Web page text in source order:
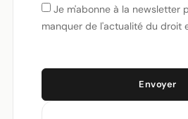
Je m'abonne à la newsletter
manquer de l'actualité du droit
Envoyer